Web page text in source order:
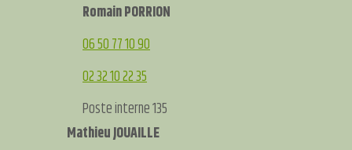
Romain PORRION
06 50 77 10 90
02 32 10 22 35
Poste interne 135
Mathieu JOUAILLE